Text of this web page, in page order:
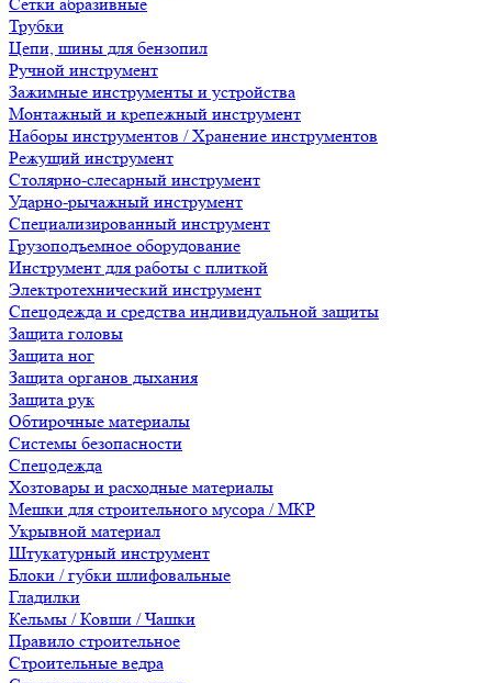
Трубки
Цепи, шины для бензопил
Ручной инструмент
Зажимные инструменты и устройства
Монтажный и крепежный инструмент
Наборы инструментов / Хранение инструментов
Режущий инструмент
Столярно-слесарный инструмент
Ударно-рычажный инструмент
Специализированный инструмент
Грузоподъемное оборудование
Инструмент для работы с плиткой
Электротехнический инструмент
Спецодежда и средства индивидуальной защиты
Защита головы
Защита ног
Защита органов дыхания
Защита рук
Обтирочные материалы
Системы безопасности
Спецодежда
Хозтовары и расходные материалы
Мешки для строительного мусора / МКР
Укрывной материал
Штукатурный инструмент
Блоки / губки шлифовальные
Гладилки
Кельмы / Ковши / Чашки
Правило строительное
Строительные ведра